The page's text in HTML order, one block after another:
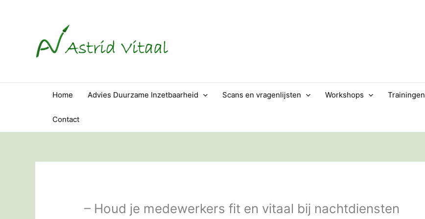
Home Advies Duurzame Inzetbaarheid Scans en vragenlijsten Workshops Trainingen
Contact
– Houd je medewerkers fit en vitaal bij nachtdiensten